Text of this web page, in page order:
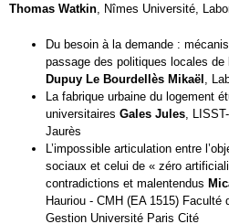
Thomas Watkin , Nîmes Université,
Du besoin à la demande :
passage des politiques locales de
Dupuy Le Bourdellès Mikaël ,
La fabrique urbaine du logement
universitaires Gales Jules ,
Jaurès
L’impossible articulation entre
sociaux et celui de « zéro
contradictions et malentendus
Hauriou - CMH (EA 1515) Faculté
Gestion Université Paris Cité